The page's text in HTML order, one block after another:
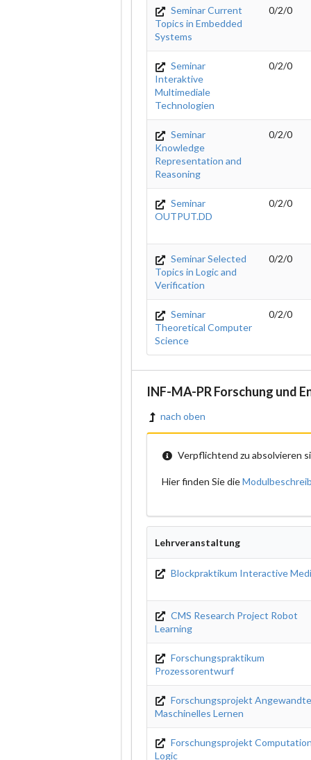
Seminar Current
Topics in Embedded
Systems
0/2/0
Seminar
Interaktive
Multimediale
Technologien
0/2/0
Seminar
Knowledge
Representation and
Reasoning
0/2/0
Seminar
OUTPUT.DD
0/2/0
Seminar Selected
Topics in Logic and
Verification
0/2/0
Seminar
Theoretical Computer
Science
0/2/0
INF-MA-PR Forschung und
nach oben
Verpflichtend zu absolvieren
Hier finden Sie die
Lehrveranstaltung
Blockpraktikum Interactive
CMS Research Project Robot
Learning
Forschungspraktikum
Prozessorentwurf
Forschungsprojekt
Maschinelles Lernen
Forschungsprojekt
Logic